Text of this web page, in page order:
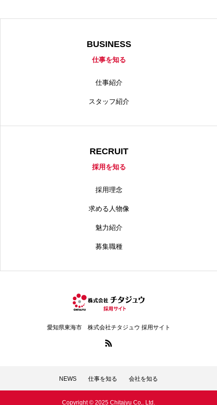
BUSINESS
仕事を知る
仕事紹介
スタッフ紹介
RECRUIT
採用を知る
採用理念
求める人物像
魅力紹介
募集職種
愛知県東海市 株式会社チタジュウ 採用サイト
NEWS 仕事を知る 会社を知る
Copyright © 2025 Chitajyu Co,. Ltd.